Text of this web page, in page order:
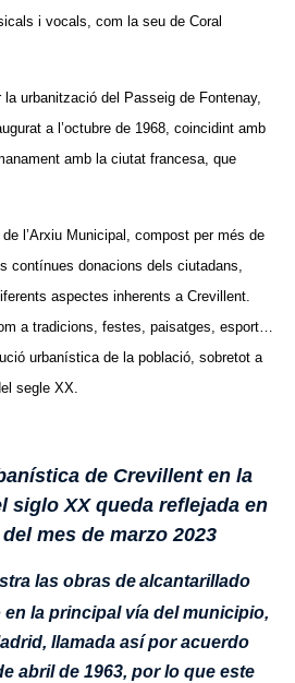
i vocals, com la seu de Coral
urbanització del Passeig de Fontenay,
a l’octubre de 1968, coincidint amb
amb la ciutat francesa, que
l’Arxiu Municipal, compost per més de
contínues donacions dels ciutadans,
aspectes inherents a Crevillent.
a tradicions, festes, paisatges, esport…
urbanística de la població, sobretot a
segle XX.
de Crevillent en la
siglo XX queda reflejada en
mes de marzo 2023
las obras dealcantarillado
en la principal vía del municipio,
llamada así por acuerdo
abril de 1963, por lo que este